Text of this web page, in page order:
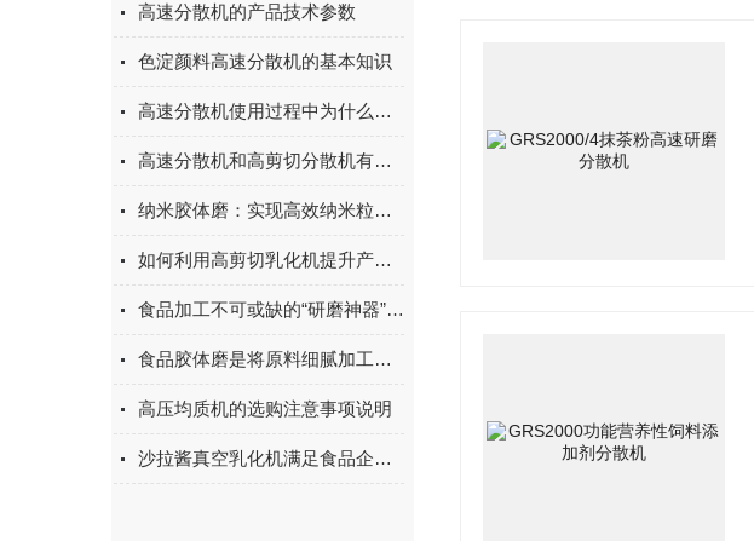
高速分散机的产品技术参数
色淀颜料高速分散机的基本知识
高速分散机使用过程中为什么不能接触氧气？
高速分散机和高剪切分散机有什么区别？
纳米胶体磨：实现高效纳米粒子分散的核心设备
如何利用高剪切乳化机提升产品品质？
食品加工不可或缺的“研磨神器”：一文读懂胶体磨的选型与操作全攻略
食品胶体磨是将原料细腻加工的设备
高压均质机的选购注意事项说明
沙拉酱真空乳化机满足食品企业的生产需求